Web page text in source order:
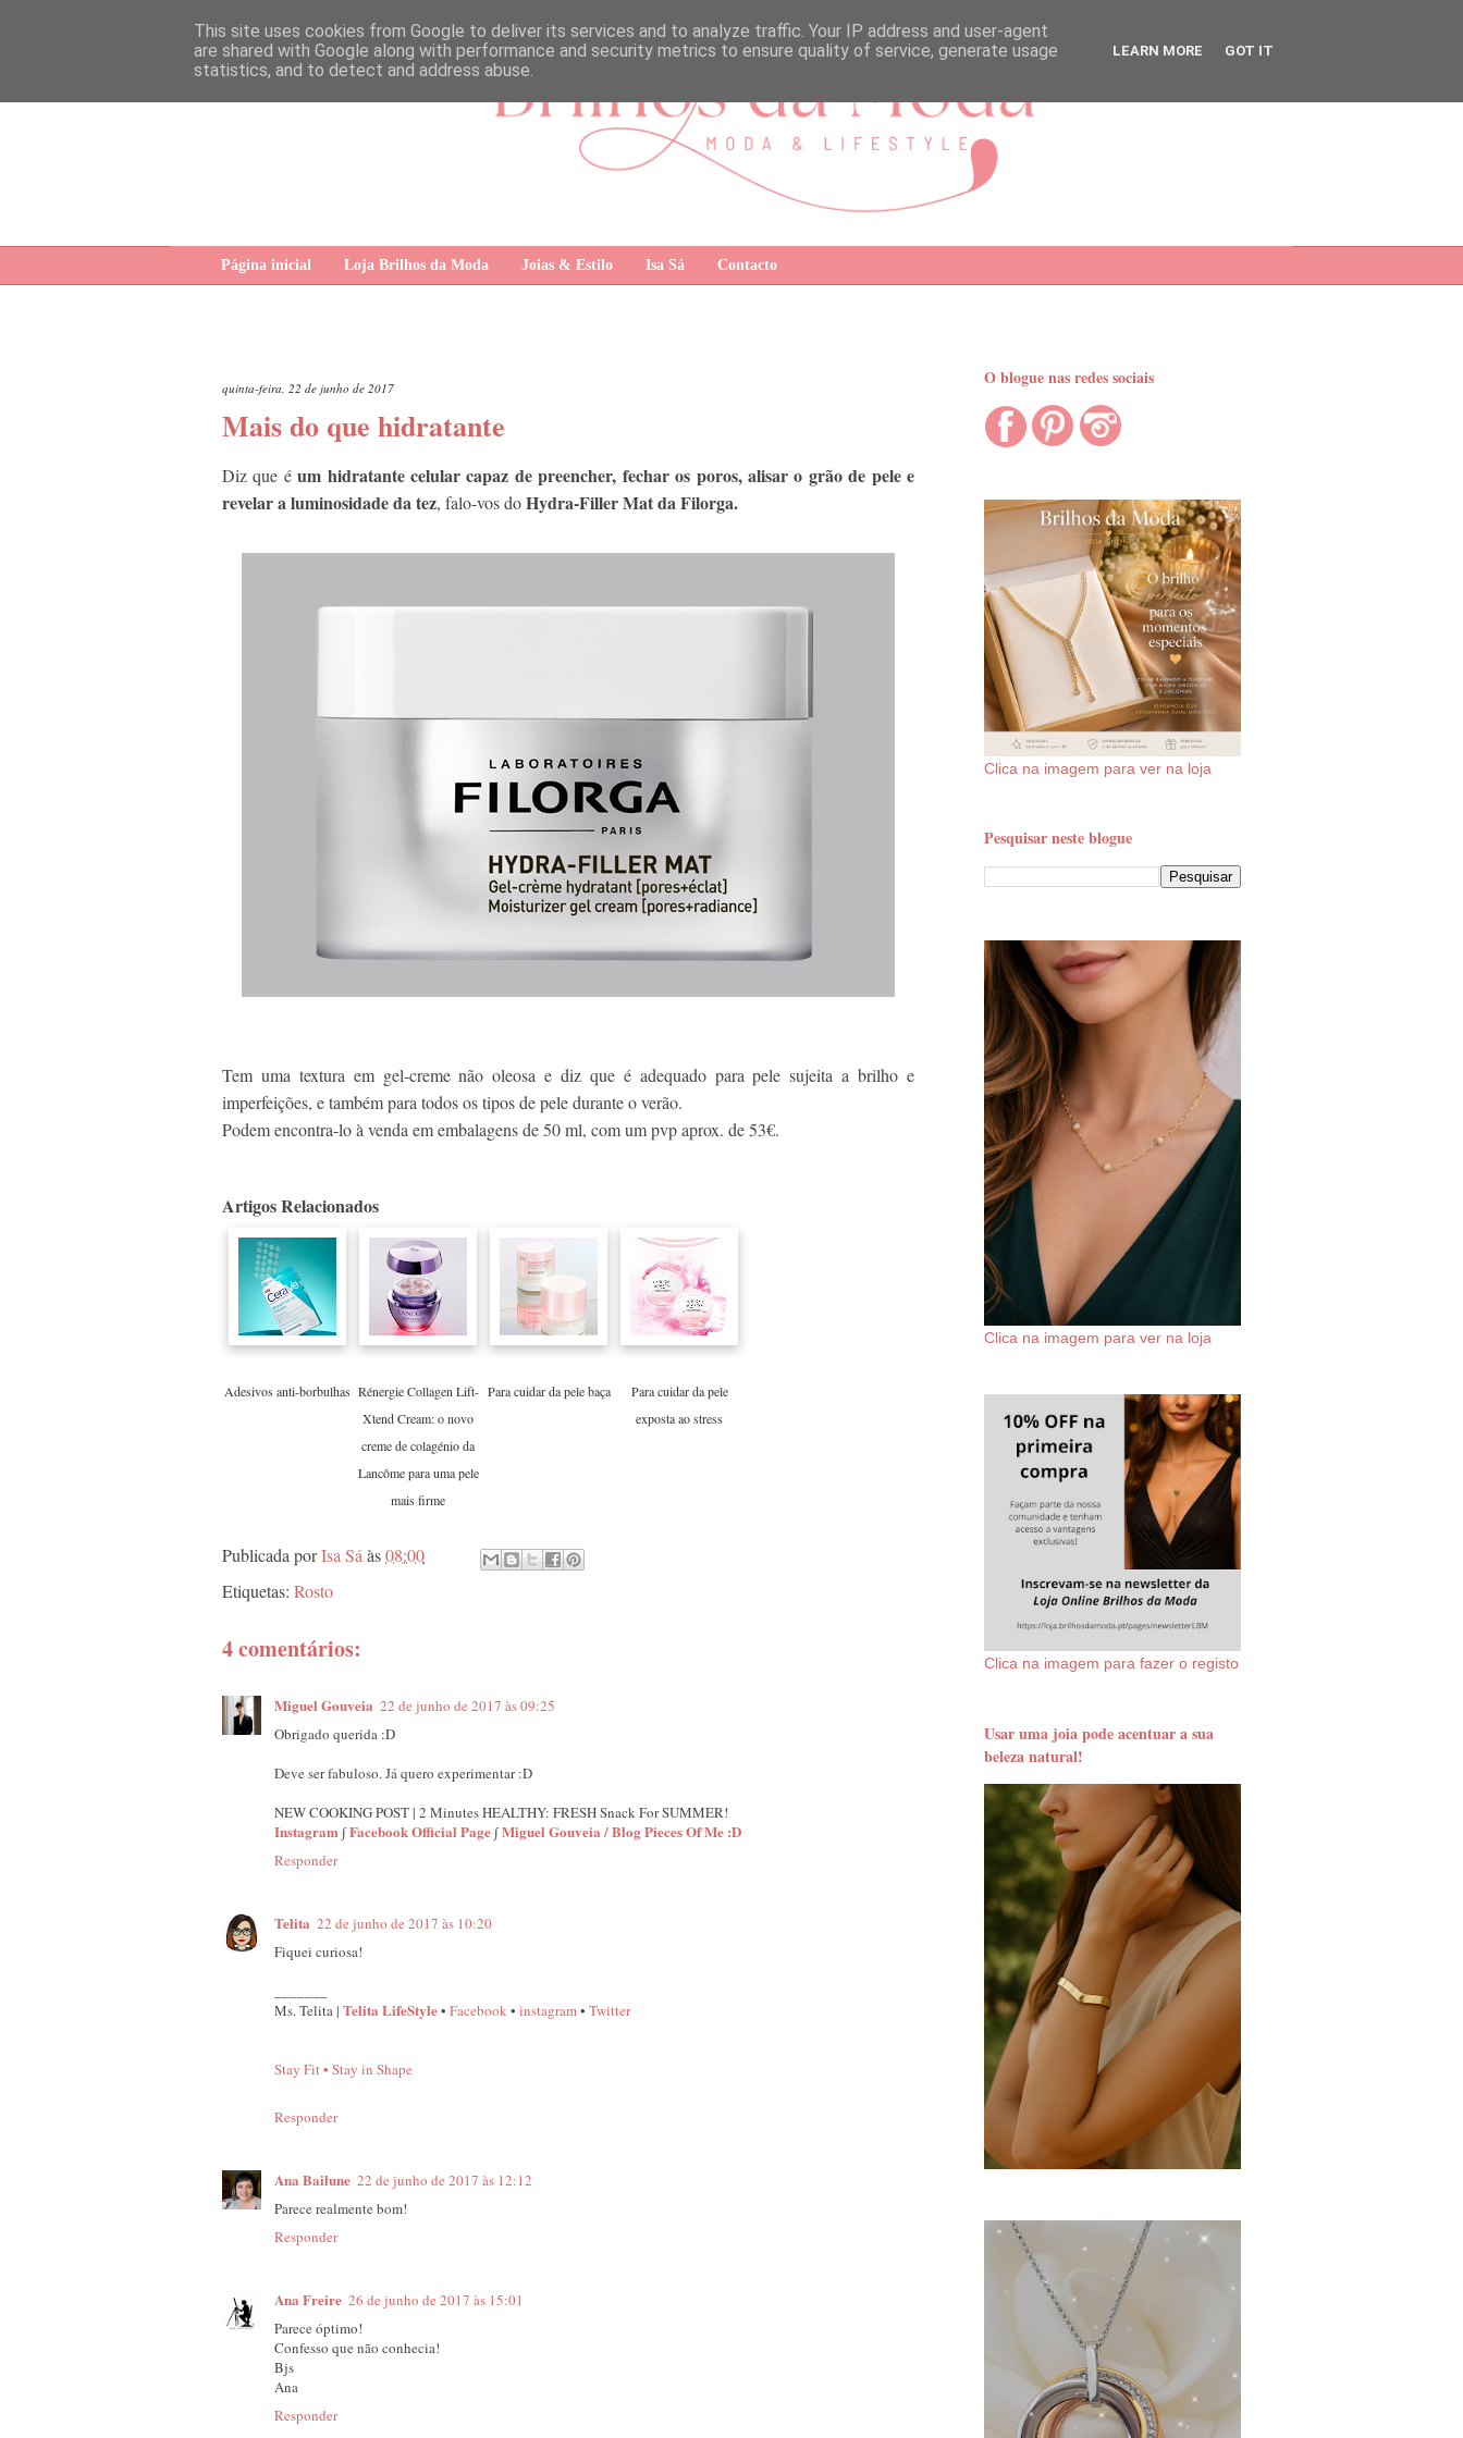
Página inicial Loja Brilhos da Moda Joias & Estilo Isa Sá Contacto
quinta-feira, 22 de junho de 2017
Mais do que hidratante
Diz que éum hidratante celular capaz de preencher, fechar os poros, alisar o grão de pele e
revelar a luminosidade da tez, falo-vos doHydra-Filler Mat da Filorga.
Tem uma textura em gel-creme não oleosa e diz que é adequado para pele sujeita a brilho e
imperfeições, e também para todos os tipos de pele durante o verão.
Podem encontra-lo à venda em embalagens de 50 ml, com um pvp aprox. de 53€.
Artigos Relacionados
Adesivos anti-borbulhas Rénergie Collagen Lift-
Xtend Cream: o novo
creme de colagénio da
Lancôme para uma pele
mais firme
Para cuidar da pele baça
Para cuidar da pele
exposta ao stress
Publicada porIsa Sá às08:00
Etiquetas: Rosto
4 comentários:
Miguel Gouveia 22 de junho de 2017 às 09:25
Obrigado querida :D
Deve ser fabuloso. Já quero experimentar :D
NEW COOKING POST | 2 Minutes HEALTHY: FRESH Snack For SUMMER!
Instagram ∫Facebook Official Page ∫Miguel Gouveia / Blog Pieces Of Me :D
Responder
Telita 22 de junho de 2017 às 10:20
Fiquei curiosa!
Ms. Telita | Telita LifeStyle• Facebook• instagram• Twitter
Stay Fit • Stay in Shape
Responder
Ana Bailune 22 de junho de 2017 às 12:12
Parece realmente bom!
Responder
Ana Freire 26 de junho de 2017 às 15:01
Parece óptimo!
Confesso que não conhecia!
Bjs
Ana
Responder
O blogue nas redes sociais
Clica na imagem para ver na loja
Pesquisar neste blogue
Clica na imagem para ver na loja
Clica na imagem para fazer o registo
Usar uma joia pode acentuar a sua
beleza natural!
This site uses cookies from Google to deliver its services and to analyze traffic. Your IP address and user-agent
are shared with Google along with performance and security metrics to ensure quality of service, generate usage
statistics, and to detect and address abuse.
LEARN MORE GOT IT